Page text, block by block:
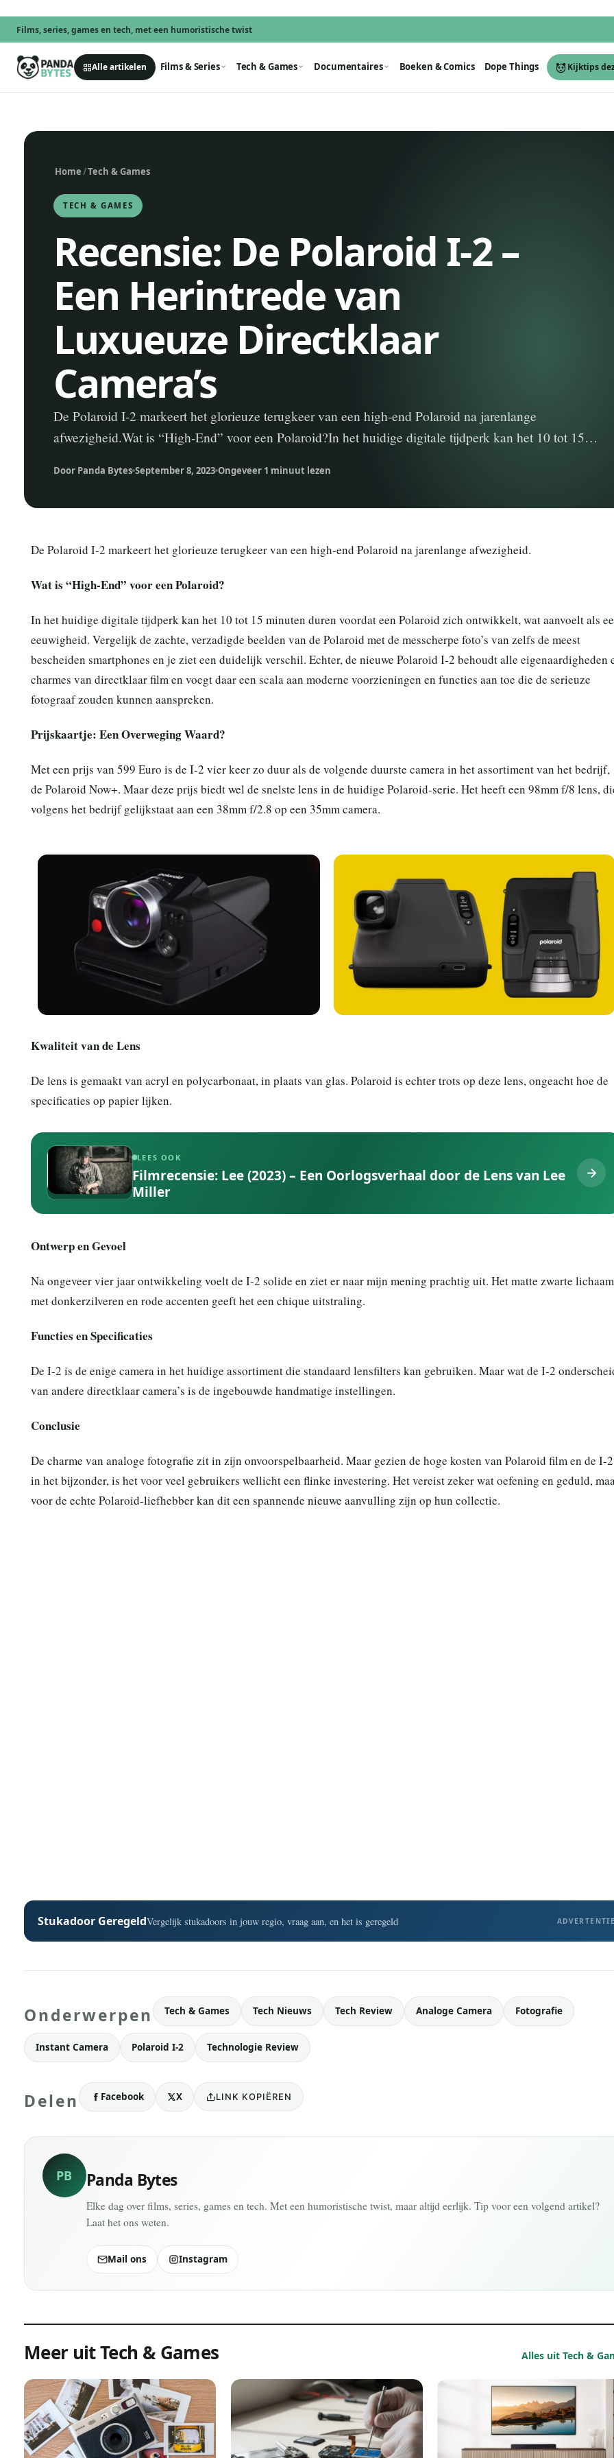
Films, series, games en tech, met een humoristische twist
Alle artikelen Films & Series Tech & Games Documentaires Boeken & Comics Dope Things Kijktips
Home/Tech & Games
TECH & GAMES
Recensie: De Polaroid I-2 –
Een Herintrede van
Luxueuze Directklaar
Camera’s
De Polaroid I-2 markeert het glorieuze terugkeer van een high-end Polaroid na jarenlange
afwezigheid.Wat is “High-End” voor een Polaroid?In het huidige digitale tijdperk kan het 10 tot 15…
Door Panda Bytes September 8, 2023 Ongeveer 1 minuut lezen
De Polaroid I-2 markeert het glorieuze terugkeer van een high-end Polaroid na jarenlange afwezigheid.
Wat is “High-End” voor een Polaroid?
In het huidige digitale tijdperk kan het 10 tot 15 minuten duren voordat een Polaroid zich ontwikkelt, wat aanvoelt als
eeuwigheid. Vergelijk de zachte, verzadigde beelden van de Polaroid met de messcherpe foto’s van zelfs de meest
bescheiden smartphones en je ziet een duidelijk verschil. Echter, de nieuwe Polaroid I-2 behoudt alle eigenaardigheden
charmes van directklaar film en voegt daar een scala aan moderne voorzieningen en functies aan toe die de serieuze
fotograaf zouden kunnen aanspreken.
Prijskaartje: Een Overweging Waard?
Met een prijs van 599 Euro is de I-2 vier keer zo duur als de volgende duurste camera in het assortiment van het bedrijf,
de Polaroid Now+. Maar deze prijs biedt wel de snelste lens in de huidige Polaroid-serie. Het heeft een 98mm f/8 lens,
volgens het bedrijf gelijkstaat aan een 38mm f/2.8 op een 35mm camera.
Kwaliteit van de Lens
De lens is gemaakt van acryl en polycarbonaat, in plaats van glas. Polaroid is echter trots op deze lens, ongeacht hoe de
specificaties op papier lijken.
LEES OOK
Filmrecensie: Lee (2023) – Een Oorlogsverhaal door de Lens van Lee
Miller
Ontwerp en Gevoel
Na ongeveer vier jaar ontwikkeling voelt de I-2 solide en ziet er naar mijn mening prachtig uit. Het matte zwarte lichaam
met donkerzilveren en rode accenten geeft het een chique uitstraling.
Functies en Specificaties
De I-2 is de enige camera in het huidige assortiment die standaard lensfilters kan gebruiken. Maar wat de I-2
van andere directklaar camera’s is de ingebouwde handmatige instellingen.
Conclusie
De charme van analoge fotografie zit in zijn onvoorspelbaarheid. Maar gezien de hoge kosten van Polaroid film en de I-2
in het bijzonder, is het voor veel gebruikers wellicht een flinke investering. Het vereist zeker wat oefening en geduld,
voor de echte Polaroid-liefhebber kan dit een spannende nieuwe aanvulling zijn op hun collectie.
Stukadoor GeregeldVergelijk stukadoors in jouw regio, vraag aan, en het is geregeld ADVERTENTIE
Onderwerpen Tech & Games Tech Nieuws Tech Review Analoge Camera Fotografie
Instant Camera Polaroid I-2 Technologie Review
Delen Facebook X LINK KOPIËREN
PB Panda Bytes
Elke dag over films, series, games en tech. Met een humoristische twist, maar altijd eerlijk. Tip voor een volgend artikel?
Laat het ons weten.
Mail ons Instagram
Meer uit Tech & Games Alles uit Tech &